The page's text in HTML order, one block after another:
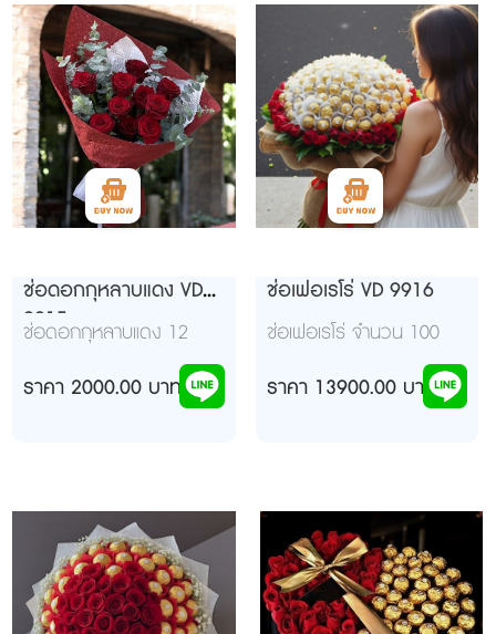
ช่อดอกกุหลาบแดง VD
9915
ช่อดอกกุหลาบแดง 12
ดอก จัดห่อกระดาษสีแดง
สวยหรู ดูดีมีระดับ สร้าง
ความประทับใจแก่ผู้รับ
ราคา 2000.00 บาท
ช่อเฟอเรโร่ VD 9916
ช่อเฟอเรโร่ จำนวน 100
ลูก ดอกกุหลาบแดง 50
ดอกห่อกระดาษโทนสี
ราคา 13900.00 บาท